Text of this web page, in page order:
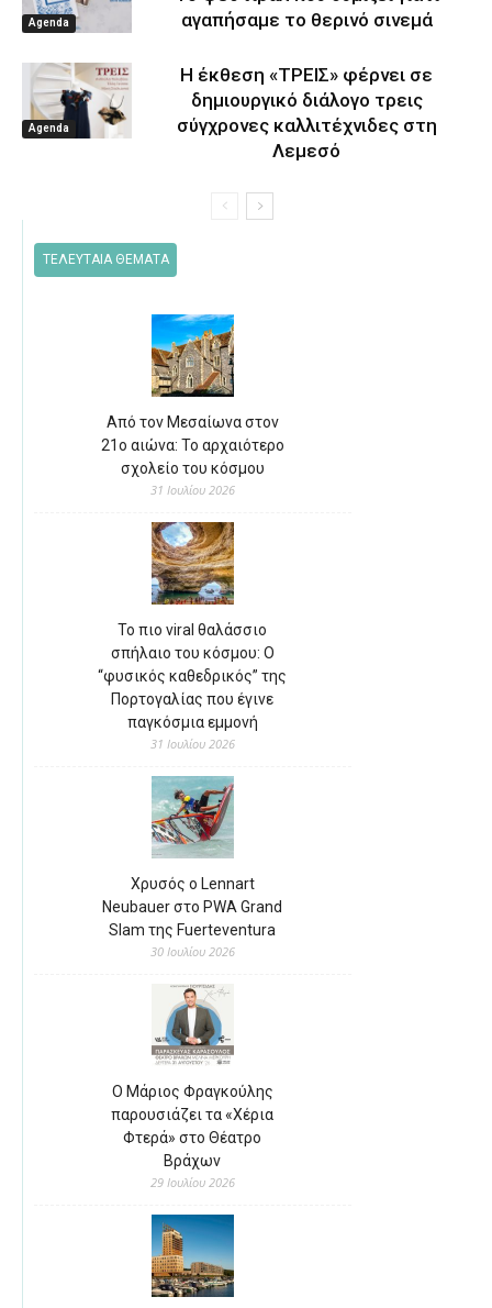
Agenda
αγαπήσαμε το θερινό σινεμά
Agenda
Η έκθεση «ΤΡΕΙΣ» φέρνει σε
δημιουργικό διάλογο τρεις
σύγχρονες καλλιτέχνιδες στη
Λεμεσό
ΤΕΛΕΥΤΑΙΑ ΘΕΜΑΤΑ
Από τον Μεσαίωνα στον
21ο αιώνα: Το αρχαιότερο
σχολείο του κόσμου
31 Ιουλίου 2026
Το πιο viral θαλάσσιο
σπήλαιο του κόσμου: Ο
“φυσικός καθεδρικός” της
Πορτογαλίας που έγινε
παγκόσμια εμμονή
31 Ιουλίου 2026
Χρυσός ο Lennart
Neubauer στο PWA Grand
Slam της Fuerteventura
30 Ιουλίου 2026
Ο Μάριος Φραγκούλης
παρουσιάζει τα «Χέρια
Φτερά» στο Θέατρο
Βράχων
29 Ιουλίου 2026